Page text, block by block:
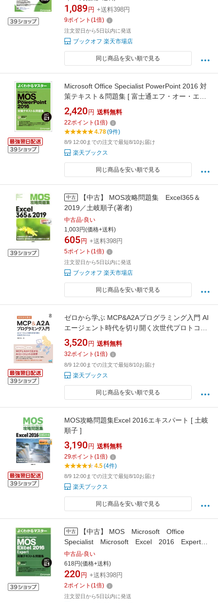
1,089 円 +送料398円
9ポイント (1倍)
注文翌日から5日以内に発送
ブックオフ 楽天市場店
同じ商品を安い順で見る
Microsoft Office Specialist PowerPoint 2016 対
策テキスト＆問題集 [ 富士通エフ・オー・エム
株式会社 （FOM出版） ]
2,420 円 送料無料
22ポイント (1倍)
4.78(9件)
8/9 12:00までの注文で最短8/10お届け
楽天ブックス
同じ商品を安い順で見る
中古
【中古】 MOS攻略問題集 Excel365＆
2019／土岐順子(著者)
中古品-良い
1,003円(価格+送料)
605 円 +送料398円
5ポイント (1倍)
注文翌日から5日以内に発送
ブックオフ 楽天市場店
同じ商品を安い順で見る
ゼロから学ぶ MCP&A2Aプログラミング入門 AI
エージェント時代を切り開く次世代プロトコル
（Compass Booksシリーズ） [ 布留川英一 ]
3,520 円 送料無料
32ポイント (1倍)
8/9 12:00までの注文で最短8/10お届け
楽天ブックス
同じ商品を安い順で見る
MOS攻略問題集Excel 2016エキスパート [ 土岐
順子 ]
3,190 円 送料無料
29ポイント (1倍)
4.5(4件)
8/9 12:00までの注文で最短8/10お届け
楽天ブックス
同じ商品を安い順で見る
中古
【中古】 MOS Microsoft Office
Specialist Microsoft Excel 2016 Expert
対策テキスト＆問題集 よくわかるマスター／
FOM出版
中古品-良い
618円(価格+送料)
220 円 +送料398円
2ポイント (1倍)
注文翌日から5日以内に発送